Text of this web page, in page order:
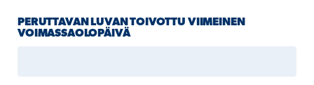
PERUTTAVAN LUVAN TOIVOTTU VIIMEINEN
VOIMASSAOLOPÄIVÄ